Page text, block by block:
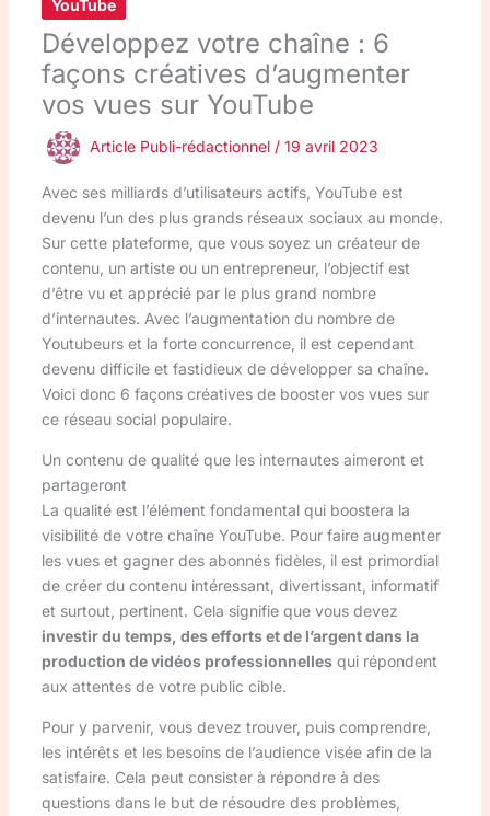
YouTube
Développez votre chaîne : 6
façons créatives d’augmenter
vos vues sur YouTube
Article Publi-rédactionnel / 19 avril 2023
Avec ses milliards d’utilisateurs actifs, YouTube est
devenu l’un des plus grands réseaux sociaux au monde.
Sur cette plateforme, que vous soyez un créateur de
contenu, un artiste ou un entrepreneur, l’objectif est
d’être vu et apprécié par le plus grand nombre
d’internautes. Avec l’augmentation du nombre de
Youtubeurs et la forte concurrence, il est cependant
devenu difficile et fastidieux de développer sa chaîne.
Voici donc 6 façons créatives de booster vos vues sur
ce réseau social populaire.
Un contenu de qualité que les internautes aimeront et
partageront
La qualité est l’élément fondamental qui boostera la
visibilité de votre chaîne YouTube. Pour faire augmenter
les vues et gagner des abonnés fidèles, il est primordial
de créer du contenu intéressant, divertissant, informatif
et surtout, pertinent. Cela signifie que vous devez
investir du temps, des efforts et de l’argent dans la
production de vidéos professionnellesqui répondent
aux attentes de votre public cible.
Pour y parvenir, vous devez trouver, puis comprendre,
les intérêts et les besoins de l’audience visée afin de la
satisfaire. Cela peut consister à répondre à des
questions dans le but de résoudre des problèmes,